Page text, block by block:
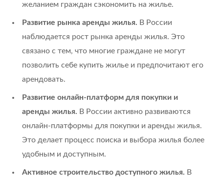
желанием граждан сэкономить на жилье.
Развитие рынка аренды жилья. В России
наблюдается рост рынка аренды жилья. Это
связано с тем, что многие граждане не могут
позволить себе купить жилье и предпочитают его
арендовать.
Развитие онлайн-платформ для покупки и
аренды жилья. В России активно развиваются
онлайн-платформы для покупки и аренды жилья.
Это делает процесс поиска и выбора жилья более
удобным и доступным.
Активное строительство доступного жилья. В